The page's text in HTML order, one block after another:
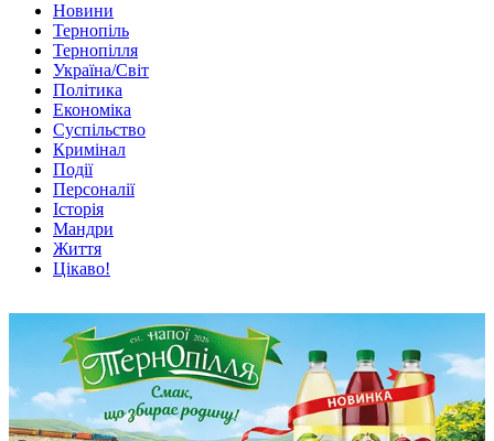
Новини
Тернопіль
Тернопілля
Україна/Світ
Політика
Економіка
Суспільство
Кримінал
Події
Персоналії
Історія
Мандри
Життя
Цікаво!